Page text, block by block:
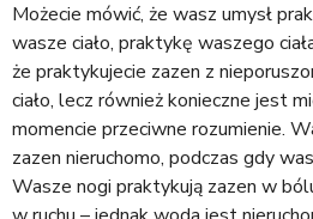
Możecie mówić, że wasz umysł
wasze ciało, praktykę waszego
że praktykujecie zazen z
ciało, lecz również konieczne jest
momencie przeciwne rozumienie.
zazen nieruchomo, podczas gdy
Wasze nogi praktykują zazen w